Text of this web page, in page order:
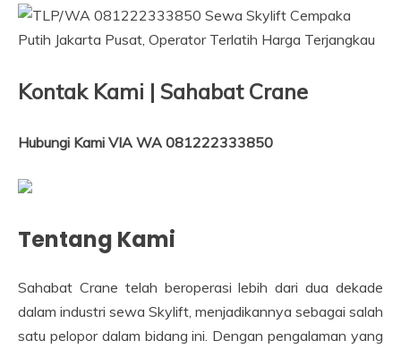
Kontak Kami | Sahabat Crane
Hubungi Kami VIA WA 081222333850
Tentang Kami
Sahabat Crane telah beroperasi lebih dari dua dekade
dalam industri sewa Skylift, menjadikannya sebagai salah
satu pelopor dalam bidang ini. Dengan pengalaman yang